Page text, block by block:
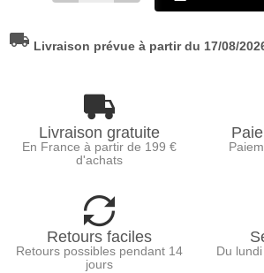
local_shipping Livraison prévue à partir du 17/08/
Livraison gratuite
En France à partir de 199 €
d'achats
Retours faciles
Retours possibles pendant 14
jours
Du